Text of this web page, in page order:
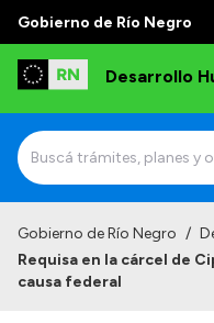
Gobierno de Río Negro
Desarrollo
Institucional
Gobierno de Río Negro /
Requisa en la cárcel de
causa federal